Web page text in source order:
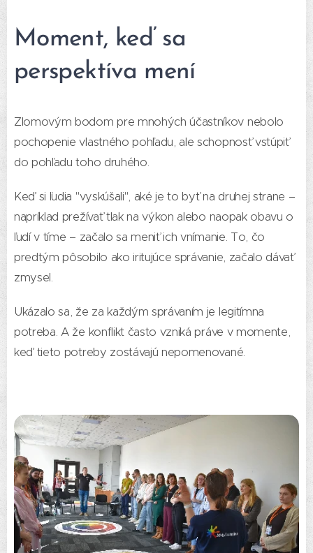
Moment, keď sa
perspektíva mení
Zlomovým bodom pre mnohých účastníkov nebolo
pochopenie vlastného pohľadu, ale schopnosť vstúpiť
do pohľadu toho druhého.
Keď si ľudia "vyskúšali", aké je to byť na druhej strane –
napríklad prežívať tlak na výkon alebo naopak obavu o
ľudí v tíme – začalo sa meniť ich vnímanie. To, čo
predtým pôsobilo ako iritujúce správanie, začalo dávať
zmysel.
Ukázalo sa, že za každým správaním je legitímna
potreba. A že konflikt často vzniká práve v momente,
keď tieto potreby zostávajú nepomenované.